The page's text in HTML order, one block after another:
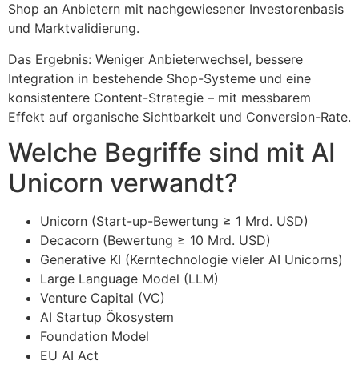
Shop an Anbietern mit nachgewiesener Investorenbasis
und Marktvalidierung.
Das Ergebnis: Weniger Anbieterwechsel, bessere
Integration in bestehende Shop-Systeme und eine
konsistentere Content-Strategie – mit messbarem
Effekt auf organische Sichtbarkeit und Conversion-Rate.
Welche Begriffe sind mit AI
Unicorn verwandt?
Unicorn (Start-up-Bewertung ≥ 1 Mrd. USD)
Decacorn (Bewertung ≥ 10 Mrd. USD)
Generative KI (Kerntechnologie vieler AI Unicorns)
Large Language Model (LLM)
Venture Capital (VC)
AI Startup Ökosystem
Foundation Model
EU AI Act